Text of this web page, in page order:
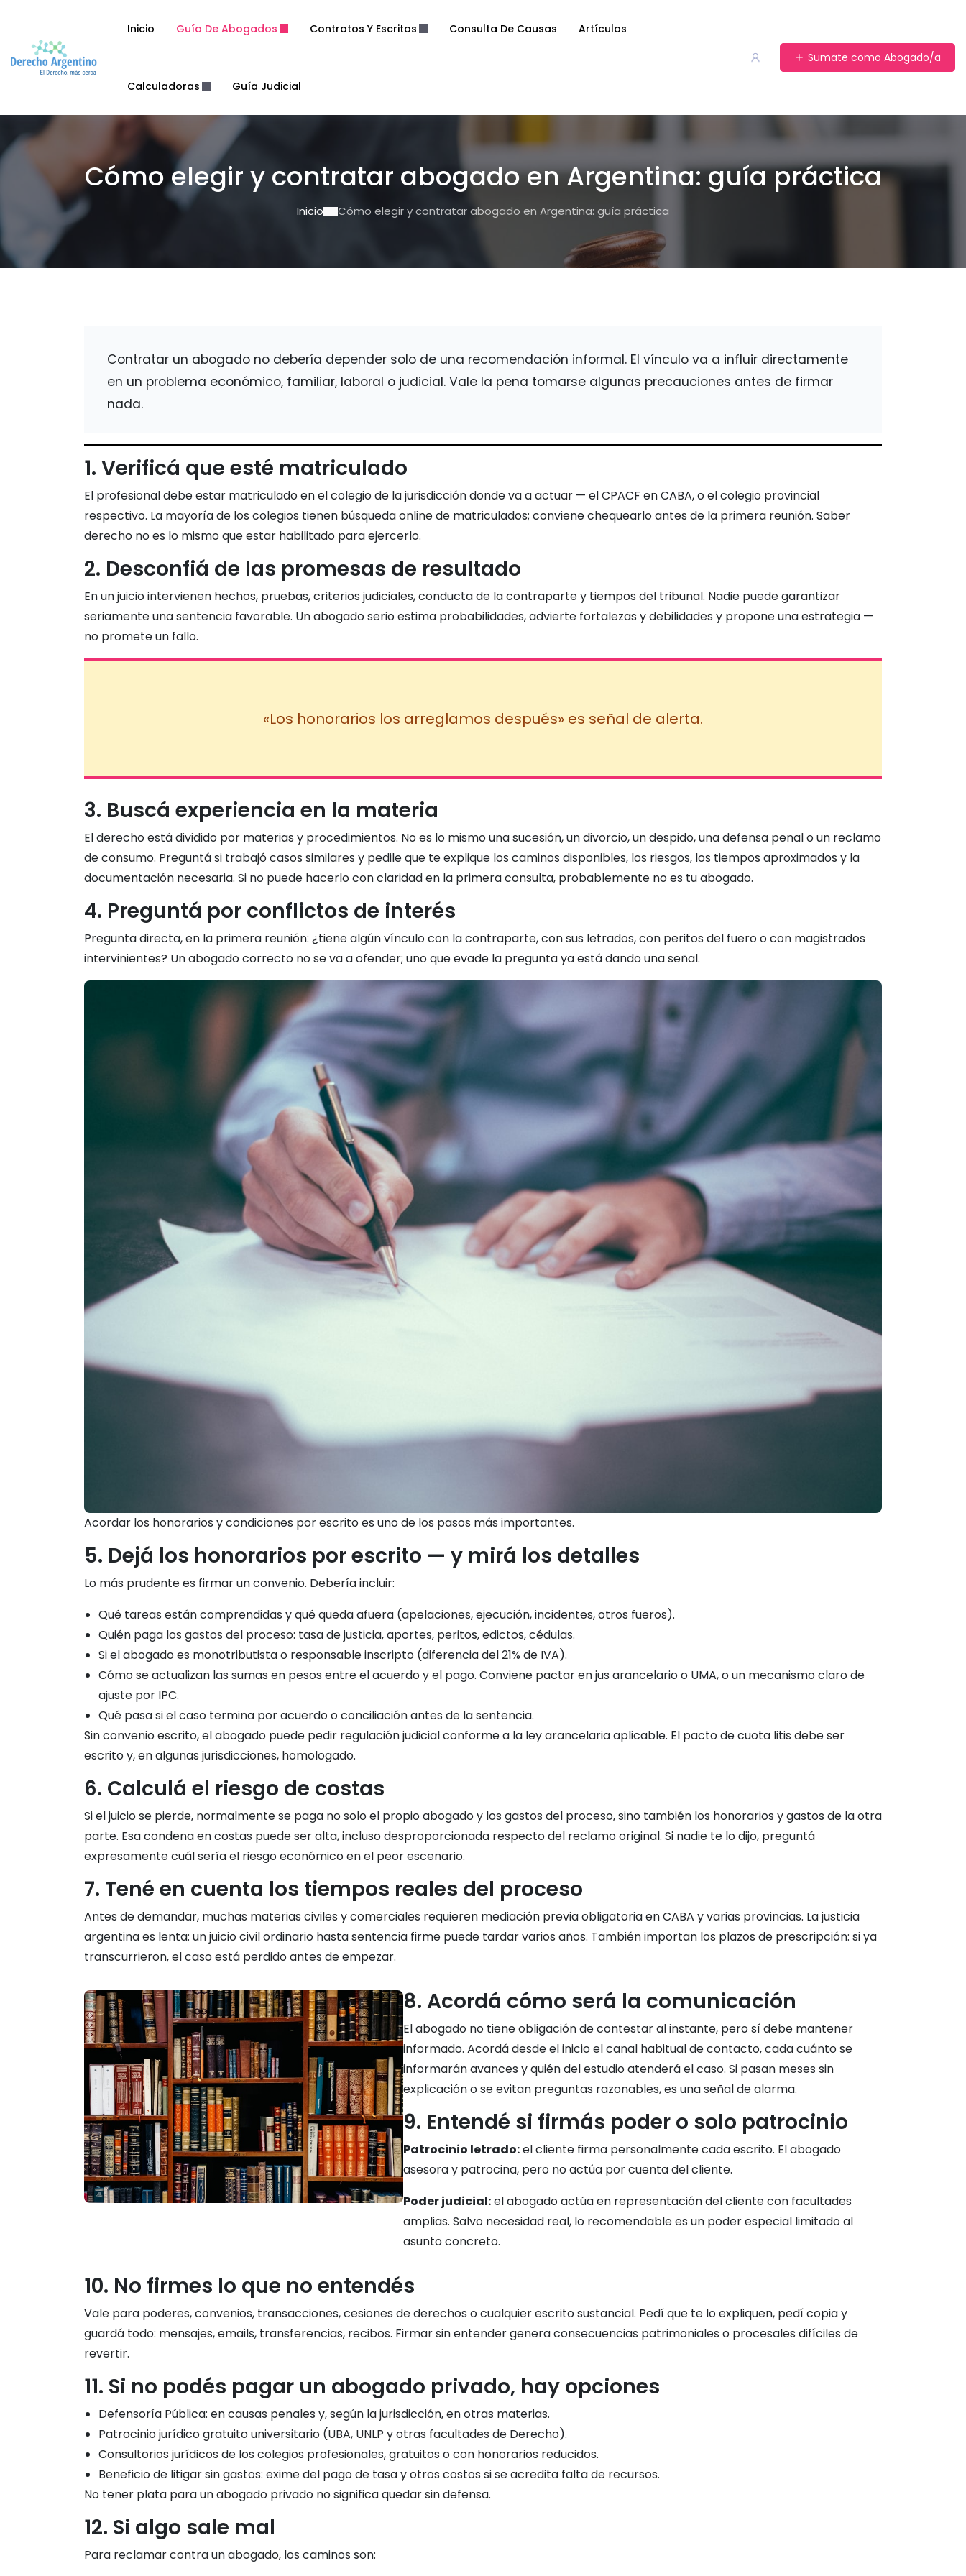
Inicio Guía De Abogados Contratos Y Escritos Consulta De Causas Artículos
Calculadoras Guía Judicial
Sumate como Abogado/a
Cómo elegir y contratar abogado en Argentina: guía práctica
Inicio Cómo elegir y contratar abogado en Argentina: guía práctica
Contratar un abogado no debería depender solo de una recomendación informal. El vínculo va a influir directamente
en un problema económico, familiar, laboral o judicial. Vale la pena tomarse algunas precauciones antes de firmar
nada.
1. Verificá que esté matriculado
El profesional debe estar matriculado en el colegio de la jurisdicción donde va a actuar — el CPACF en CABA, o el colegio provincial
respectivo. La mayoría de los colegios tienen búsqueda online de matriculados; conviene chequearlo antes de la primera reunión. Saber
derecho no es lo mismo que estar habilitado para ejercerlo.
2. Desconfiá de las promesas de resultado
En un juicio intervienen hechos, pruebas, criterios judiciales, conducta de la contraparte y tiempos del tribunal. Nadie puede garantizar
seriamente una sentencia favorable. Un abogado serio estima probabilidades, advierte fortalezas y debilidades y propone una estrategia —
no promete un fallo.
«Los honorarios los arreglamos después» es señal de alerta.
3. Buscá experiencia en la materia
El derecho está dividido por materias y procedimientos. No es lo mismo una sucesión, un divorcio, un despido, una defensa penal o un reclamo
de consumo. Preguntá si trabajó casos similares y pedile que te explique los caminos disponibles, los riesgos, los tiempos aproximados y la
documentación necesaria. Si no puede hacerlo con claridad en la primera consulta, probablemente no es tu abogado.
4. Preguntá por conflictos de interés
Pregunta directa, en la primera reunión: ¿tiene algún vínculo con la contraparte, con sus letrados, con peritos del fuero o con magistrados
intervinientes? Un abogado correcto no se va a ofender; uno que evade la pregunta ya está dando una señal.
Acordar los honorarios y condiciones por escrito es uno de los pasos más importantes.
5. Dejá los honorarios por escrito — y mirá los detalles
Lo más prudente es firmar un convenio. Debería incluir:
Qué tareas están comprendidas y qué queda afuera (apelaciones, ejecución, incidentes, otros fueros).
Quién paga los gastos del proceso: tasa de justicia, aportes, peritos, edictos, cédulas.
Si el abogado es monotributista o responsable inscripto (diferencia del 21% de IVA).
Cómo se actualizan las sumas en pesos entre el acuerdo y el pago. Conviene pactar en jus arancelario o UMA, o un mecanismo claro de
ajuste por IPC.
Qué pasa si el caso termina por acuerdo o conciliación antes de la sentencia.
Sin convenio escrito, el abogado puede pedir regulación judicial conforme a la ley arancelaria aplicable. El pacto de cuota litis debe ser
escrito y, en algunas jurisdicciones, homologado.
6. Calculá el riesgo de costas
Si el juicio se pierde, normalmente se paga no solo el propio abogado y los gastos del proceso, sino también los honorarios y gastos de la otra
parte. Esa condena en costas puede ser alta, incluso desproporcionada respecto del reclamo original. Si nadie te lo dijo, preguntá
expresamente cuál sería el riesgo económico en el peor escenario.
7. Tené en cuenta los tiempos reales del proceso
Antes de demandar, muchas materias civiles y comerciales requieren mediación previa obligatoria en CABA y varias provincias. La justicia
argentina es lenta: un juicio civil ordinario hasta sentencia firme puede tardar varios años. También importan los plazos de prescripción: si ya
transcurrieron, el caso está perdido antes de empezar.
8. Acordá cómo será la comunicación
El abogado no tiene obligación de contestar al instante, pero sí debe mantener
informado. Acordá desde el inicio el canal habitual de contacto, cada cuánto se
informarán avances y quién del estudio atenderá el caso. Si pasan meses sin
explicación o se evitan preguntas razonables, es una señal de alarma.
9. Entendé si firmás poder o solo patrocinio
Patrocinio letrado:el cliente firma personalmente cada escrito. El abogado
asesora y patrocina, pero no actúa por cuenta del cliente.
Poder judicial:el abogado actúa en representación del cliente con facultades
amplias. Salvo necesidad real, lo recomendable es un poder especial limitado al
asunto concreto.
10. No firmes lo que no entendés
Vale para poderes, convenios, transacciones, cesiones de derechos o cualquier escrito sustancial. Pedí que te lo expliquen, pedí copia y
guardá todo: mensajes, emails, transferencias, recibos. Firmar sin entender genera consecuencias patrimoniales o procesales difíciles de
revertir.
11. Si no podés pagar un abogado privado, hay opciones
Defensoría Pública: en causas penales y, según la jurisdicción, en otras materias.
Patrocinio jurídico gratuito universitario (UBA, UNLP y otras facultades de Derecho).
Consultorios jurídicos de los colegios profesionales, gratuitos o con honorarios reducidos.
Beneficio de litigar sin gastos: exime del pago de tasa y otros costos si se acredita falta de recursos.
No tener plata para un abogado privado no significa quedar sin defensa.
12. Si algo sale mal
Para reclamar contra un abogado, los caminos son: